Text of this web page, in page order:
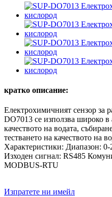
кратко описание:
Електрохимичният сензор за
DO7013 се използва широко в
качеството на водата,
тестването на качеството на
Характеристики: Диапазон:
Изходен сигнал: RS485
MODBUS-RTU
Изпратете ни имейл